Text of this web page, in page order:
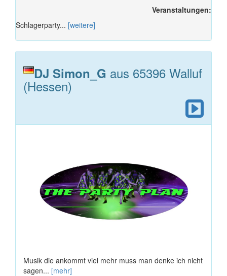
Veranstaltungen:
Schlagerparty... [weitere]
DJ Simon_G aus 65396 Walluf
(Hessen)
Musik die ankommt viel mehr muss man denke ich nicht
sagen... [mehr]